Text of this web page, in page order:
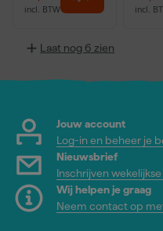
incl. BTW incl.
Laat nog 6 zien
Jouw account
Log-in en beheer je
Nieuwsbrief
Inschrijven
Wij helpen je graag
Neem contact op